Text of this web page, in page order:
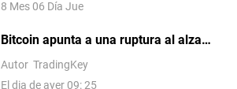
8 Mes 06 Día Jue
Bitcoin apunta a una ruptura al alza
antes de las nóminas no agrícolas de
julio de EE. UU.?
Autor TradingKey
El dia de ayer 09: 25